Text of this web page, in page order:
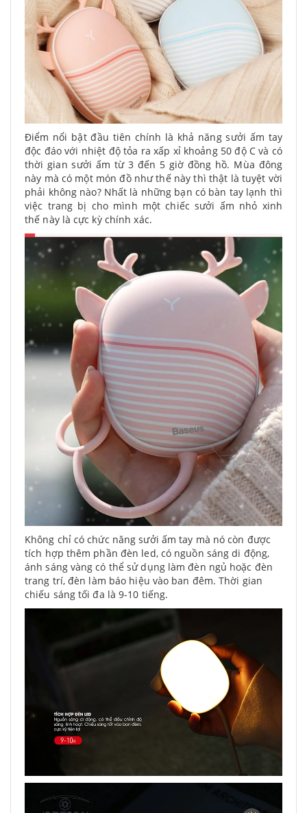
Điểm nổi bật đầu tiên chính là khả năng sưởi ấm tay
độc đáo với nhiệt độ tỏa ra xấp xỉ khoảng 50 độ C và có
thời gian sưởi ấm từ 3 đến 5 giờ đồng hồ. Mùa đông
này mà có một món đồ như thế này thì thật là tuyệt vời
phải không nào? Nhất là những bạn có bàn tay lạnh thì
việc trang bị cho mình một chiếc sưởi ấm nhỏ xinh
thế này là cực kỳ chính xác.
Không chỉ có chức năng sưởi ấm tay mà nó còn được
tích hợp thêm phần đèn led, có nguồn sáng di động,
ánh sáng vàng có thể sử dụng làm đèn ngủ hoặc đèn
trang trí, đèn làm báo hiệu vào ban đêm. Thời gian
chiếu sáng tối đa là 9-10 tiếng.